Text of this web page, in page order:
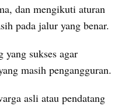
dan mengikuti aturan
pada jalur yang benar.
yang sukses agar
masih pengangguran.
asli atau pendatang